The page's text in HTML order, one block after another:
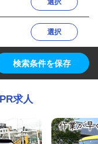
選択
選択
検索条件を保存
求人